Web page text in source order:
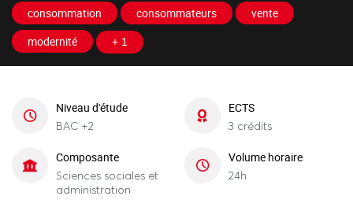
consommation consommateurs
vente
modernité
+ 1
Niveau d'étude
BAC +2
ECTS
3 crédits
Composante
Sciences sociales et
administration
Volume horaire
24h